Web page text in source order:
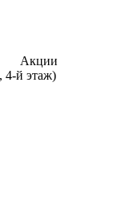
Акции
4-й этаж)